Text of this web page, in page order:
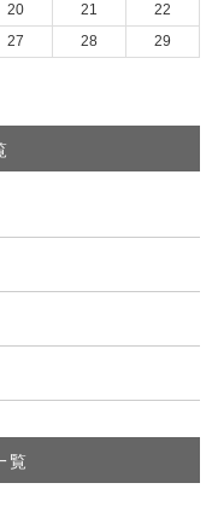
20 21
22
27 28
29
覧